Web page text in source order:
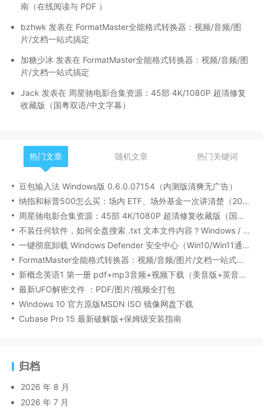
南（在线阅读与 PDF ）
bzhwk 发表在 FormatMaster全能格式转换器：视频/音频/图
片/文档一站式搞定
加糖少冰 发表在 FormatMaster全能格式转换器：视频/音频/图
片/文档一站式搞定
Jack 发表在 周星驰电影合集资源：45部 4K/1080P 超清修复
收藏版（国粤双语/中文字幕）
热门文章 随机文章 热门关键词
豆包输入法 Windows版 0.6.0.07154（内测版清爽无广告）
纳指和标普500怎么买：场内 ETF、场外基金一次讲清楚（2026 最新版）
周星驰电影合集资源：45部 4K/1080P 超清修复收藏版（国粤双语/中文字幕）
不装任何软件，如何全盘搜索 .txt 文本文件内容？Windows / Linux / macOS 的命令行指南
一键彻底卸载 Windows Defender 安全中心（Win10/Win11通用）
FormatMaster全能格式转换器：视频/音频/图片/文档一站式搞定
新概念英语1 第一册 pdf+mp3音频+视频下载（美音版+英音版）
最新UFO解密文件 ：PDF/图片/视频全打包
Windows 10 官方原版MSDN ISO 镜像网盘下载
Cubase Pro 15 最新破解版+保姆级安装指南
归档
2026 年 8 月
2026 年 7 月